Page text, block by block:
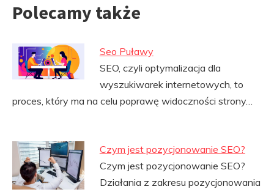
Polecamy także
Seo Puławy
SEO, czyli optymalizacja dla
wyszukiwarek internetowych, to
proces, który ma na celu poprawę widoczności strony…
Czym jest pozycjonowanie SEO?
Czym jest pozycjonowanie SEO?
Działania z zakresu pozycjonowania